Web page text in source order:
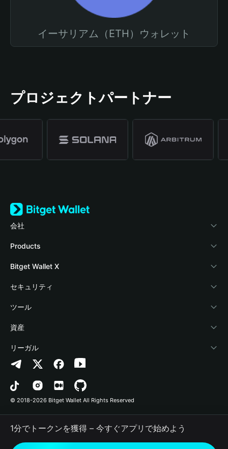
イーサリアム（ETH）ウォレット
プロジェクトパートナー
会社
Bitget Walletについて
ブログ
アカデミー
暗号資産ニュース
Help Center
お問い合わせ
ブランドリソース
キャリア
Products
Crypto Card
Stablecoin Earn
Payfi Crypto
Crypto Swap API
Altcoin Season Index
Prediction Markets
DApp
RWA
Bitget Wallet X
デベロッパー
ウォレットを接続
Bitget Wallet Pay
プロジェクトを掲載
セキュリティ
保護基金
セキュリティ技術
ツール
暗号資産を購入
認証検出
コントラクト検出
一括送金
資産
Arbitrum
Avalanche
Bitcoin
Polygon
リーガル
プライバシーポリシー
利用規約
© 2018-2026 Bitget Wallet All Rights Reserved
1分でトークンを獲得 – 今すぐアプリで始めよう